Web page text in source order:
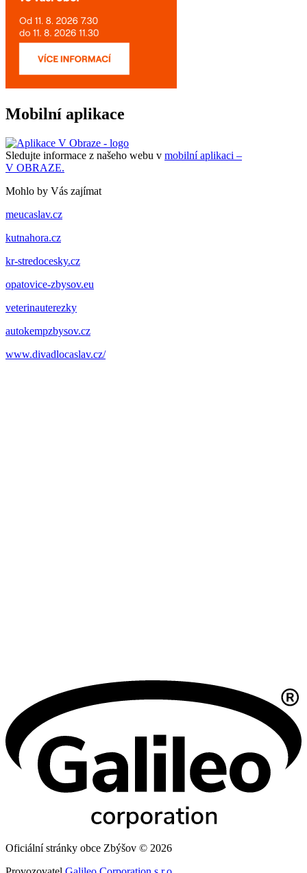
Mobilní aplikace
Sledujte informace z našeho webu v mobilní aplikaci –
V OBRAZE.
Mohlo by Vás zajímat
meucaslav.cz
kutnahora.cz
kr-stredocesky.cz
opatovice-zbysov.eu
veterinauterezky
autokempzbysov.cz
www.divadlocaslav.cz/
Oficiální stránky obce Zbýšov © 2026